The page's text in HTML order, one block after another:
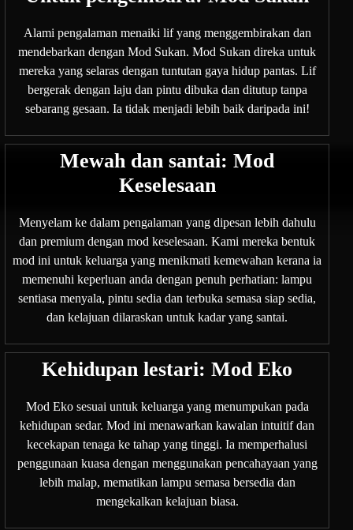
Alami pengalaman menaiki lif yang menggembirakan dan
mendebarkan dengan Mod Sukan. Mod Sukan direka untuk
mereka yang selaras dengan tuntutan gaya hidup pantas. Lif
bergerak dengan laju dan pintu dibuka dan ditutup tanpa
sebarang gesaan. Ia tidak menjadi lebih baik daripada ini!
Mewah dan santai: Mod
Keselesaan
Menyelam ke dalam pengalaman yang dipesan lebih dahulu
dan premium dengan mod keselesaan. Kami mereka bentuk
mod ini untuk keluarga yang menikmati kemewahan kerana ia
memenuhi keperluan anda dengan penuh perhatian: lampu
sentiasa menyala, pintu sedia dan terbuka semasa siap sedia,
dan kelajuan dilaraskan untuk kadar yang santai.
Kehidupan lestari: Mod Eko
Mod Eko sesuai untuk keluarga yang menumpukan pada
kehidupan sedar. Mod ini menawarkan kawalan intuitif dan
kecekapan tenaga ke tahap yang tinggi. Ia memperhalusi
penggunaan kuasa dengan menggunakan pencahayaan yang
lebih malap, mematikan lampu semasa bersedia dan
mengekalkan kelajuan biasa.